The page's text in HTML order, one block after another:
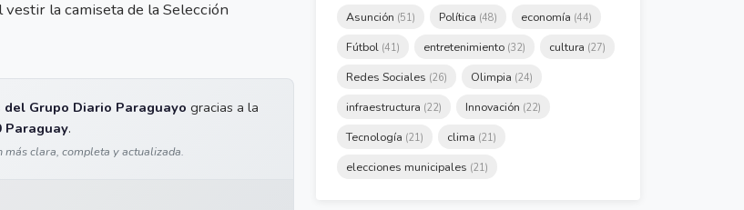
la camiseta de la Selección
Grupo Diario Paraguayo gracias a la
Paraguay.
clara, completa y actualizada.
Asunción (51) Política (48) economía (44)
Fútbol (41) entretenimiento (32) cultura (27)
Redes Sociales (26) Olimpia (24)
infraestructura (22) Innovación (22)
Tecnología (21) clima (21)
elecciones municipales (21)